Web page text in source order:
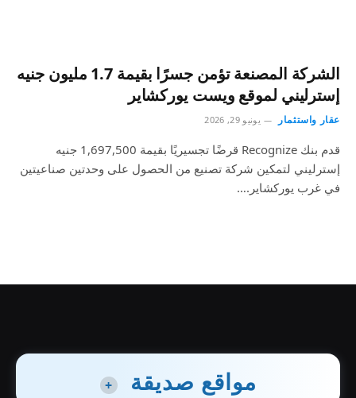
الشركة المصنعة تؤمن جسرًا بقيمة 1.7 مليون جنيه
إسترليني لموقع ويست يوركشاير
عقار واستثمار يونيو 29, 2026
قدم بنك Recognize قرضًا تجسيريًا بقيمة 1,697,500 جنيه
إسترليني لتمكين شركة تصنيع من الحصول على وحدتين صناعيتين
في غرب يوركشاير.…
مواقع صديقة +